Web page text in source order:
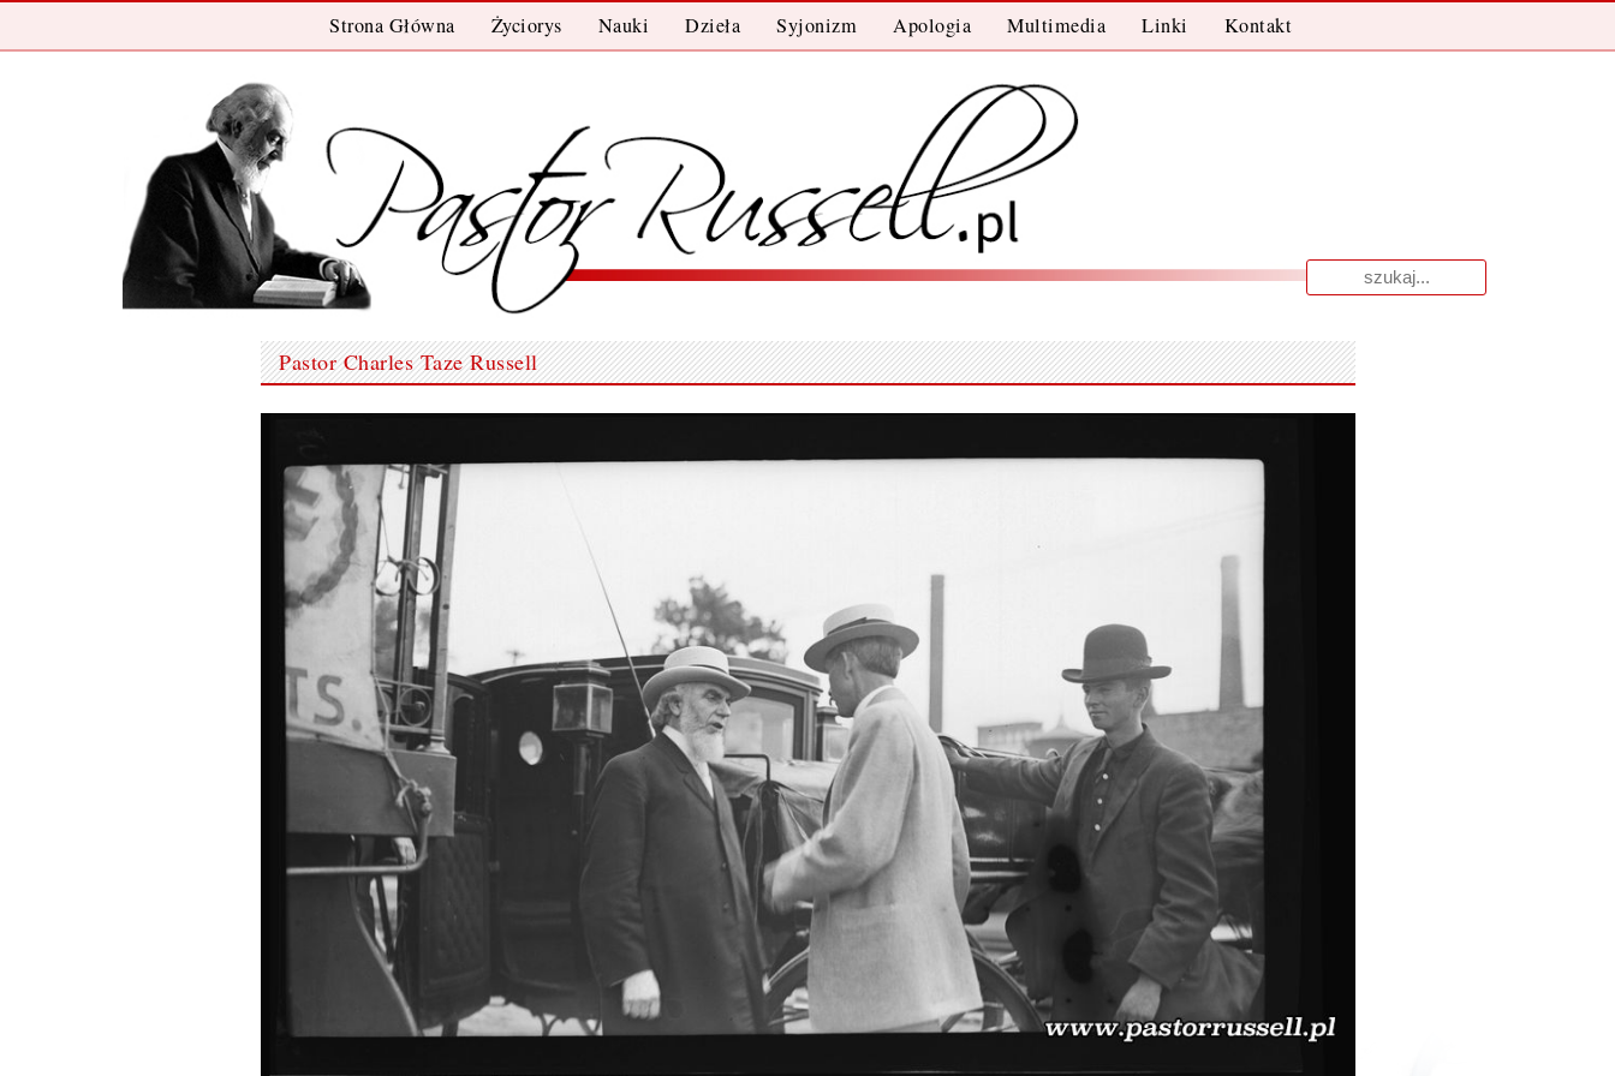
Do
Strona Główna Życiorys Nauki Dzieła Syjonizm Apologia Multimedia Linki Kontakt
Wyniki
dla:
Pastor Charles Taze Russell